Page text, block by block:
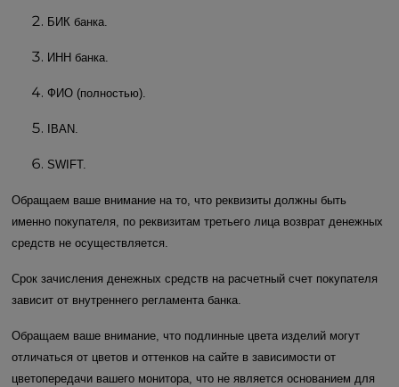
БИК банка.
ИНН банка.
ФИО (полностью).
IBAN.
SWIFT.
Обращаем ваше внимание на то, что реквизиты должны быть
именно покупателя, по реквизитам третьего лица возврат денежных
средств не осуществляется.
Срок зачисления денежных средств на расчетный счет покупателя
зависит от внутреннего регламента банка.
Обращаем ваше внимание, что подлинные цвета изделий могут
отличаться от цветов и оттенков на сайте в зависимости от
цветопередачи вашего монитора, что не является основанием для